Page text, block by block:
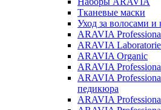
Тканевые маски
Уход за волосами
ARAVIA
ARAVIA
ARAVIA Organic
ARAVIA
ARAVIA
педикюра
ARAVIA